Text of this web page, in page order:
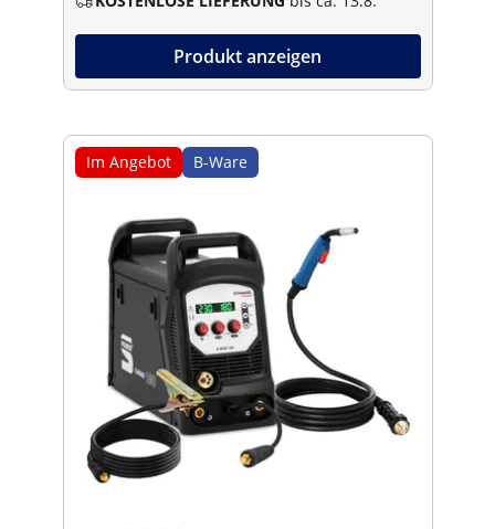
Produkt anzeigen
Im Angebot B-Ware